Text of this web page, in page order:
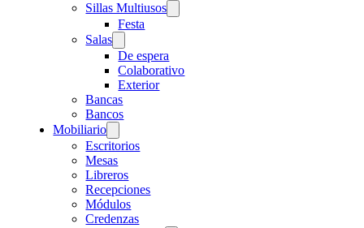
Sillas Multiusos
Festa
Salas
De espera
Colaborativo
Exterior
Bancas
Bancos
Mobiliario
Escritorios
Mesas
Libreros
Recepciones
Módulos
Credenzas